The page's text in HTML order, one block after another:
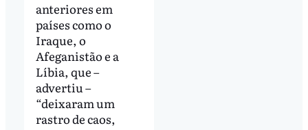
anteriores em
países como o
Iraque, o
Afeganistão e a
Líbia, que –
advertiu –
“deixaram um
rastro de caos,